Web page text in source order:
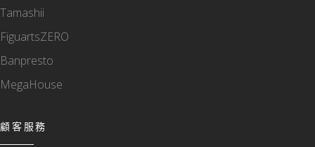
Tamashii
FiguartsZERO
Banpresto
MegaHouse
顧客服務